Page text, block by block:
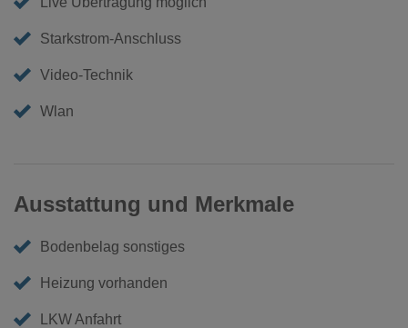
Starkstrom-Anschluss
Video-Technik
Wlan
Ausstattung und Merkmale
Bodenbelag sonstiges
Heizung vorhanden
LKW Anfahrt